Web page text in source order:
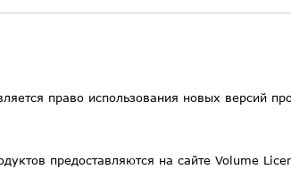
право использования новых версий
предоставляются на сайте Volume